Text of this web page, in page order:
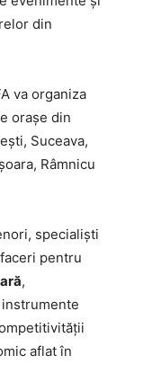
din
va organiza
orașe din
Suceava,
Râmnicu
specialiști
pentru
,
aflat în